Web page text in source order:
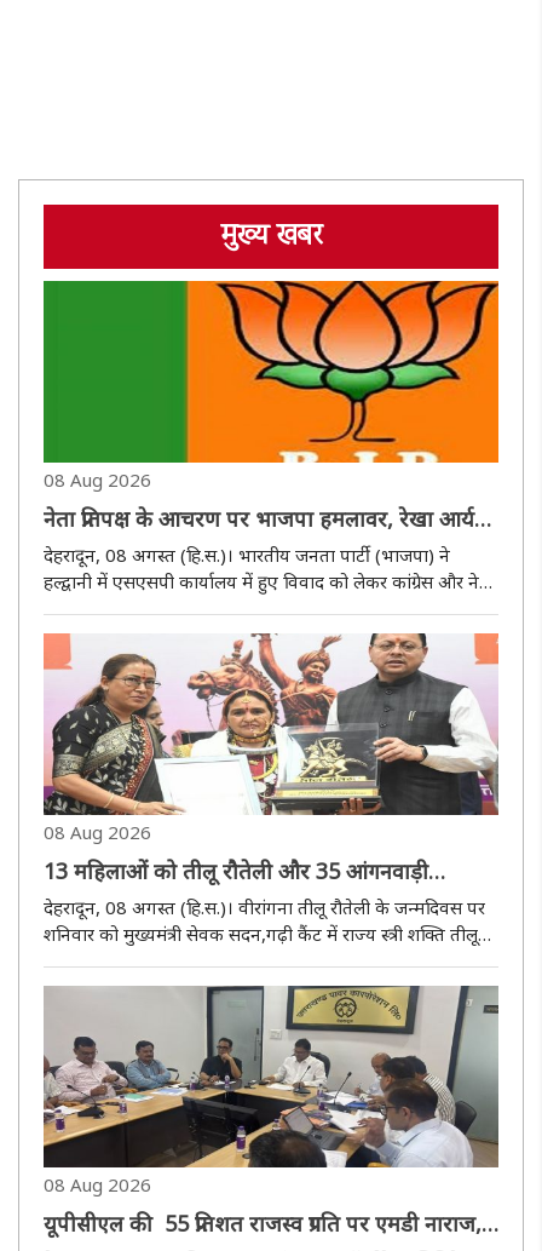
मुख्य खबर
08 Aug 2026
नेता प्रतिपक्ष के आचरण पर भाजपा हमलावर, रेखा आर्य
और मथुरा दत्त जोशी ने साधा निशाना
देहरादून, 08 अगस्त (हि.स.)। भारतीय जनता पार्टी (भाजपा) ने
हल्द्वानी में एसएसपी कार्यालय में हुए विवाद को लेकर कांग्रेस और नेता
आर्य और भाजपा प्रदेश प्रवक्ता मथुरा दत्त जोशी ने नेता प्रत..
08 Aug 2026
13 महिलाओं को तीलू रौतेली और 35 आंगनवाड़ी
कार्यकत्रियों को मिला राज्य स्तरीय सम्मान,बढ़ेगी पुरस्कार
राशि
देहरादून, 08 अगस्त (हि.स.)। वीरांगना तीलू रौतेली के जन्मदिवस पर
शनिवार को मुख्यमंत्री सेवक सदन,गढ़ी कैंट में राज्य स्त्री शक्ति तीलू
पुरस्कार समारोह आयोजित किया गया। कार्यक्रम में ..
08 Aug 2026
यूपीसीएल की 55 प्रतिशत राजस्व प्रगति पर एमडी नाराज,